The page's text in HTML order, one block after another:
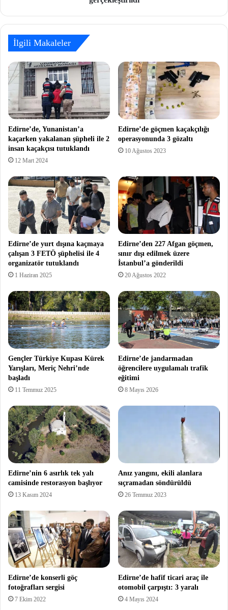
İlgili Makaleler
Edirne’de, Yunanistan’a
kaçarken yakalanan şüpheli ile 2
insan kaçakçısı tutuklandı
12 Mart 2024
Edirne’de göçmen kaçakçılığı
operasyonunda 3 gözaltı
10 Ağustos 2023
Edirne’de yurt dışına kaçmaya
çalışan 3 FETÖ şüphelisi ile 4
organizatör tutuklandı
1 Haziran 2025
Edirne’den 227 Afgan göçmen,
sınır dışı edilmek üzere
İstanbul’a gönderildi
20 Ağustos 2022
Gençler Türkiye Kupası Kürek
Yarışları, Meriç Nehri’nde
başladı
11 Temmuz 2025
Edirne’de jandarmadan
öğrencilere uygulamalı trafik
eğitimi
8 Mayıs 2026
Edirne’nin 6 asırlık tek yalı
camisinde restorasyon başlıyor
13 Kasım 2024
Anız yangını, ekili alanlara
sıçramadan söndürüldü
26 Temmuz 2023
Edirne’de konserli göç
fotoğrafları sergisi
7 Ekim 2022
Edirne’de hafif ticari araç ile
otomobil çarpıştı: 3 yaralı
4 Mayıs 2024